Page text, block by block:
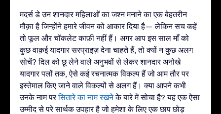
मदर्स डे उन शानदार महिलाओं का जश्न मनाने का एक बेहतरीन
मौक़ा है जिन्होंने हमारे जीवन को आकार दिया है— लेकिन सच कहें
तो फूल और चॉकलेट काफ़ी नहीं हैं। अगर आप इस साल माँ को
कुछ वाक़ई यादगार सरप्राइज़ देना चाहते हैं, तो क्यों न कुछ अलग
सोचें? दिल को छू लेने वाले अनुभवों से लेकर शानदार अनोखे
यादगार पलों तक, ऐसे कई रचनात्मक विकल्प हैं जो आम तौर पर
इस्तेमाल किए जाने वाले विकल्पों से अलग हैं। क्या आपने कभी
उनके नाम परसितारे का नाम रखनेके बारे में सोचा है? यह एक ऐसा
उम्मीद से परे सार्थक उपहार है जो हमेशा के लिए एक छाप छोड़